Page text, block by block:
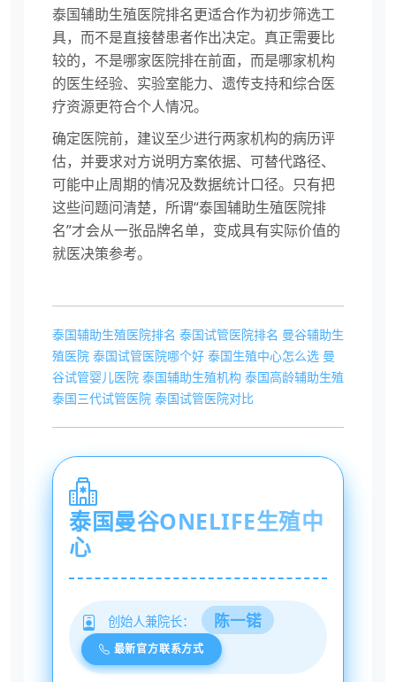
泰国辅助生殖医院排名更适合作为初步筛选工
具，而不是直接替患者作出决定。真正需要比
较的，不是哪家医院排在前面，而是哪家机构
的医生经验、实验室能力、遗传支持和综合医
疗资源更符合个人情况。
确定医院前，建议至少进行两家机构的病历评
估，并要求对方说明方案依据、可替代路径、
可能中止周期的情况及数据统计口径。只有把
这些问题问清楚，所谓“泰国辅助生殖医院排
名”才会从一张品牌名单，变成具有实际价值的
就医决策参考。
泰国辅助生殖医院排名 泰国试管医院排名 曼谷辅助生
殖医院 泰国试管医院哪个好 泰国生殖中心怎么选 曼
谷试管婴儿医院 泰国辅助生殖机构 泰国高龄辅助生殖
泰国三代试管医院 泰国试管医院对比
泰国曼谷ONELIFE生殖中
心
创始人兼院长： 陈一锘
最新官方联系方式